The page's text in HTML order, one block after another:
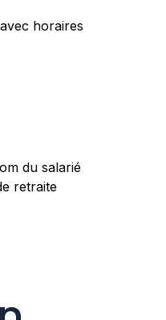
horaires
du salarié
retraite